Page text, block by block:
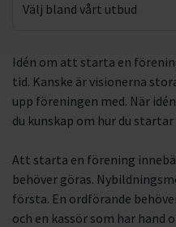
Välj bland vårt utbud
Idén om att starta en
tid. Kanske är visionerna
upp föreningen med. När
du kunskap om hur du
Att starta en förening
behöver göras.
första. En ordförande
och en kassör som har hand